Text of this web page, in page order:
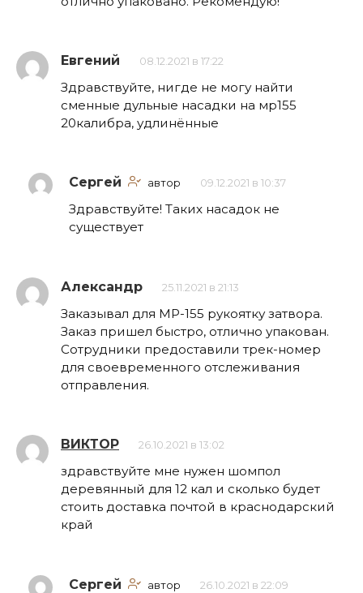
Евгений 08.12.2021 в 17:22
Здравствуйте, нигде не могу найти
сменные дульные насадки на мр155
20калибра, удлинённые
Сергей автор 09.12.2021 в 10:37
Здравствуйте! Таких насадок не
существует
Александр 25.11.2021 в 21:13
Заказывал для МР-155 рукоятку затвора.
Заказ пришел быстро, отлично упакован.
Сотрудники предоставили трек-номер
для своевременного отслеживания
отправления.
ВИКТОР 26.10.2021 в 13:02
здравствуйте мне нужен шомпол
деревянный для 12 кал и сколько будет
стоить доставка почтой в краснодарский
край
Сергей автор 26.10.2021 в 22:09